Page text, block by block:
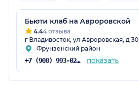
Бьюти клаб на Авроровской
4.44 отзыва
г Владивосток, ул Авроровская, д 30
Фрунзенский район
+7 (908) 993-02-10 показать